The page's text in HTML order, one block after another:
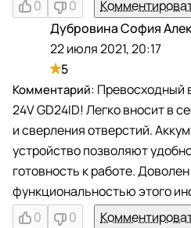
0
0
Дубровина София
22 июля 2021, 20:17
5
Превосходный
24V GD24ID! Легко вносит в
и сверления отверстий.
устройство позволяют
готовность к работе.
функциональностью этого
0
0